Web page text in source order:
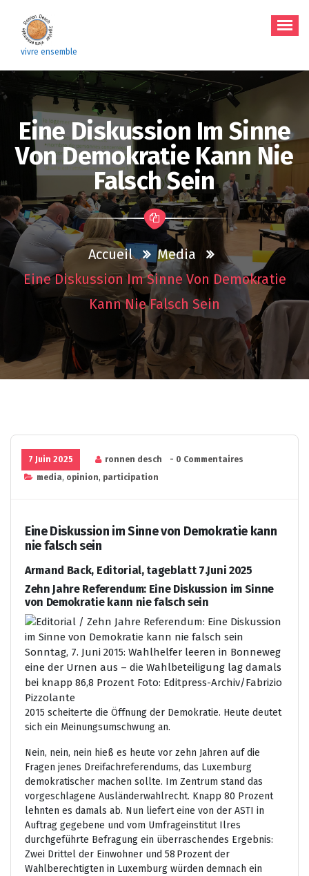
contenu
vivre ensemble
Eine Diskussion Im Sinne
Von Demokratie Kann Nie
Falsch Sein
Accueil
Media
Eine Diskussion Im Sinne Von Demokratie
Kann Nie Falsch Sein
7 Juin 2025 ronnen desch
- 0 Commentaires
media, opinion, participation
Eine Diskussion im Sinne von Demokratie kann
nie falsch sein
Armand Back, Editorial, tageblatt 7.Juni 2025
Zehn Jahre Referendum: Eine Diskussion im Sinne
von Demokratie kann nie falsch sein
Sonntag, 7. Juni 2015: Wahlhelfer leeren in Bonneweg
eine der Urnen aus – die Wahlbeteiligung lag damals
bei knapp 86,8 Prozent Foto: Editpress-Archiv/Fabrizio
Pizzolante
2015 scheiterte die Öffnung der Demokratie. Heute deutet
sich ein Meinungsumschwung an.
Nein, nein, nein hieß es heute vor zehn Jahren auf die
Fragen jenes Dreifachreferendums, das Luxemburg
demokratischer machen sollte. Im Zentrum stand das
vorgeschlagene Ausländerwahlrecht. Knapp 80 Prozent
lehnten es damals ab. Nun liefert eine von der ASTI in
Auftrag gegebene und vom Umfrageinstitut Ilres
durchgeführte Befragung ein überraschendes Ergebnis:
Zwei Drittel der Einwohner und 58 Prozent der
Wahlberechtigten in Luxemburg würden demnach ein